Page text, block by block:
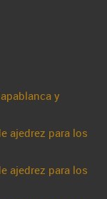
y
ajedrez para los
ajedrez para los